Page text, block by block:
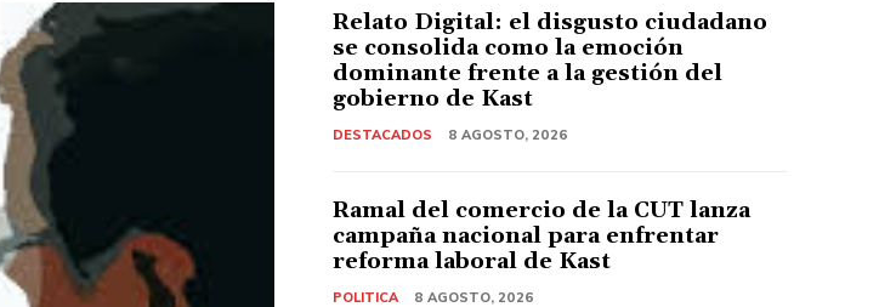
Relato Digital: el disgusto ciudadano
se consolida como la emoción
dominante frente a la gestión del
gobierno de Kast
DESTACADOS 8 AGOSTO, 2026
Ramal del comercio de la CUT lanza
campaña nacional para enfrentar
reforma laboral de Kast
POLITICA 8 AGOSTO, 2026